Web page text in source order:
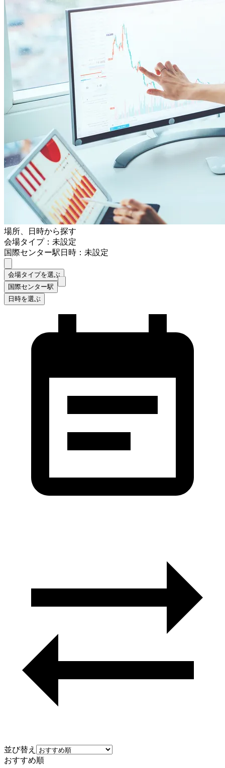
場所、日時から探す
会場タイプ：未設定
国際センター駅日時：未設定
会場タイプを選ぶ
国際センター駅
日時を選ぶ
並び替え
おすすめ順